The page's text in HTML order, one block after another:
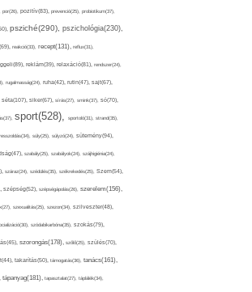
por(26), pozitív(83), prevenció(25), probiotikum(37),
psziché(290), pszichológia(230),
reakció(33), recept(131), reflux(31),
reklám(39), relaxáció(81), rendszer(24),
rugalmasság(24), ruha(42), rutin(47), sajt(67),
séta(107), siker(67), sírás(27), smink(37), só(70),
sport(528), sportoló(31), strand(35),
súly(25), súlyzó(24), sütemény(94),
szabály(25), szabályok(24), szájhigiénia(24),
száraz(24), szédülés(35), székrekedés(25), Szem(54),
szépség(52), szépségápolás(26), szerelem(156),
szexualitás(25), szezon(34), szilveszter(48),
szódabikarbóna(35), szokás(79),
szorongás(178), szőlő(25), szülés(70),
takarítás(50), támogatás(36), tanács(161),
tápanyag(181), tapasztalat(27), táplálék(34),